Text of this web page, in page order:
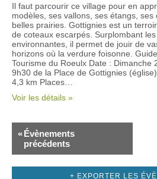
Il faut parcourir ce village pour en
modèles, ses vallons, ses étangs,
belles prairies. Gottignies est un
de coteaux escarpés. Surplombant
environnantes, il permet de jouir de
horizons où la verdure foisonne.
Tourisme du Roeulx Date : Dimanche
9h30 de la Place de Gottignies
4,3 km Places…
Voir les détails »
«Évènements
précédents
+ EXPORTER LES